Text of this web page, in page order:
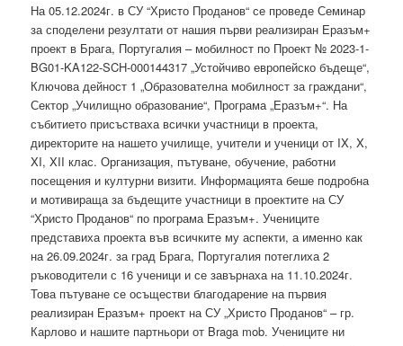
На 05.12.2024г. в СУ “Христо Проданов“ се проведе Семинар
за споделени резултати от нашия първи реализиран Еразъм+
проект в Брага, Португалия – мобилност по Проект № 2023-1-
BG01-KA122-SCH-000144317 „Устойчиво европейско бъдеще“,
Ключова дейност 1 „Образователна мобилност за граждани“,
Сектор „Училищно образование“, Програма „Еразъм+“. На
събитието присъстваха всички участници в проекта,
директорите на нашето училище, учители и ученици от IX, X,
XI, XII клас. Организация, пътуване, обучение, работни
посещения и културни визити. Информацията беше подробна
и мотивираща за бъдещите участници в проектите на СУ
“Христо Проданов“ по програма Еразъм+. Учениците
представиха проекта във всичките му аспекти, а именно как
на 26.09.2024г. за град Брага, Португалия потеглиха 2
ръководители с 16 ученици и се завърнаха на 11.10.2024г.
Това пътуване се осъществи благодарение на първия
реализиран Еразъм+ проект на СУ „Христо Проданов“ – гр.
Карлово и нашите партньори от Braga mob. Учениците ни